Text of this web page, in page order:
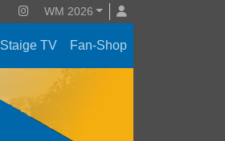
WM 2026
Staige TV Fan-Shop